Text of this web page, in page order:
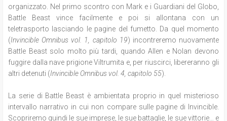
organizzato. Nel primo scontro con Mark e i Guardiani del Globo,
Battle Beast vince facilmente e poi si allontana con un
teletrasporto lasciando le pagine del fumetto. Da quel momento
(Invincible Omnibus vol. 1, capitolo 19) incontreremo nuovamente
Battle Beast solo molto più tardi, quando Allen e Nolan devono
fuggire dalla nave prigione Viltrumita e, per riuscirci, libereranno gli
altri detenuti (Invincible Omnibus vol. 4, capitolo 55).
La serie di Battle Beast è ambientata proprio in quel misterioso
intervallo narrativo in cui non compare sulle pagine di Invincible.
Scopriremo quindi le sue imprese, le sue battaglie, le sue vittorie… e